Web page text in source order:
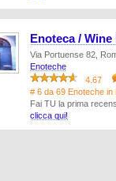
Enoteca /
Via Portuense 82,
Enoteche
4.67
# 6 da 69 Enoteche in
Fai TU la prima
clicca qui!